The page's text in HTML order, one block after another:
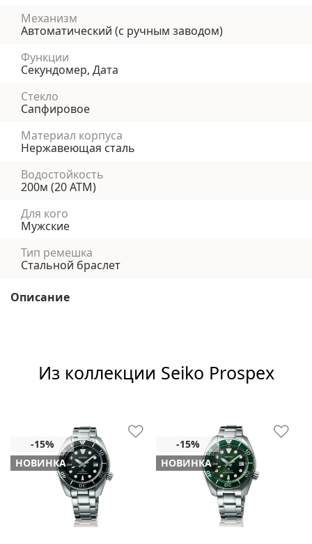
Механизм
Автоматический (с ручным заводом)
Функции
Секундомер, Дата
Стекло
Сапфировое
Материал корпуса
Нержавеющая сталь
Водостойкость
200м (20 АТМ)
Для кого
Мужские
Тип ремешка
Стальной браслет
Описание
Из коллекции Seiko Prospex
НОВИНКА НОВИНКА